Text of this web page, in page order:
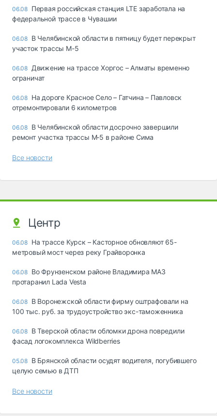
06.08 Первая российская станция LTE заработала на
федеральной трассе в Чувашии
06.08 В Челябинской области в пятницу будет перекрыт
участок трассы М-5
06.08 Движение на трассе Хоргос – Алматы временно
ограничат
06.08 На дороге Красное Село – Гатчина – Павловск
отремонтировали 6 километров
06.08 В Челябинской области досрочно завершили
ремонт участка трассы М‑5 в районе Сима
Все новости
Центр
06.08 На трассе Курск – Касторное обновляют 65-
метровый мост через реку Грайворонка
06.08 Во Фрунзенском районе Владимира МАЗ
протаранил Lada Vesta
06.08 В Воронежской области фирму оштрафовали на
100 тыс. руб. за трудоустройство экс-таможенника
06.08 В Тверской области обломки дрона повредили
фасад логокомплекса Wildberries
05.08 В Брянской области осудят водителя, погубившего
целую семью в ДТП
Все новости